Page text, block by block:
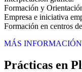
Formación y
Empresa e iniciativa
Formación en centros
MÁS INFORMACIÓN
Prácticas en